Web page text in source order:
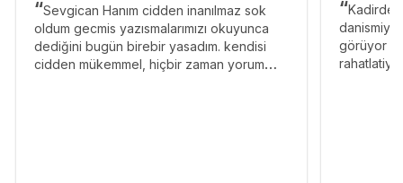
Sevgican Hanım cidden inanılmaz sok
oldum gecmis yazısmalarımızı okuyunca
dediğini bugün birebir yasadım. kendisi
cidden mükemmel, hiçbir zaman yorum
görüyor